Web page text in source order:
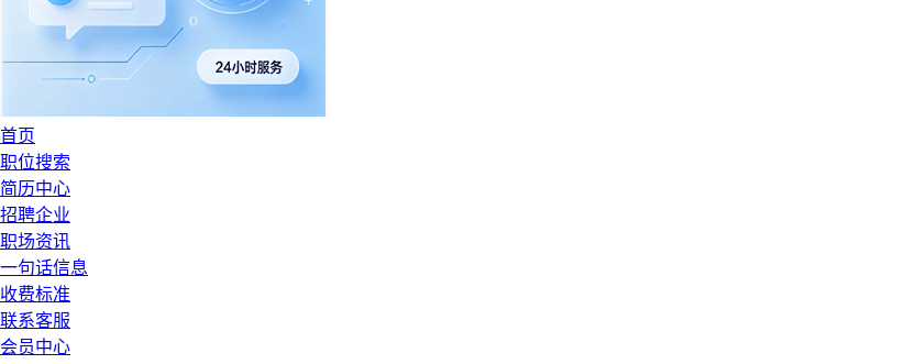
首页
职位搜索
简历中心
招聘企业
职场资讯
一句话信息
收费标准
联系客服
会员中心